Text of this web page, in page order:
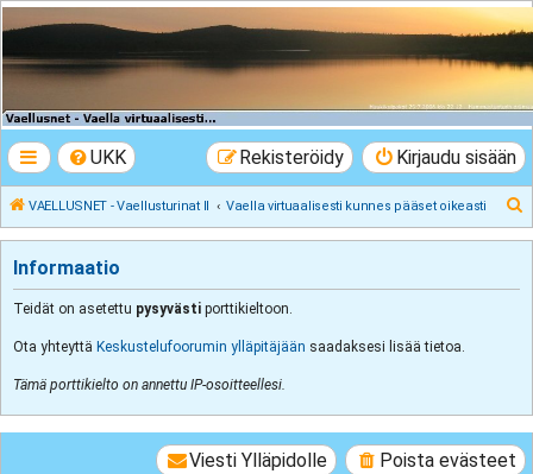
VAELLUSNET -
Vaellusturinat II
UKK Kirjaudu sisään
Rekisteröidy
VAELLUSNET - Vaellusturinat II Vaella virtuaalisesti kunnes pääset oikeasti
Informaatio
Teidät on asetettu pysyvästi porttikieltoon.
Ota yhteyttä Keskustelufoorumin ylläpitäjään saadaksesi lisää tietoa.
Tämä porttikielto on annettu IP-osoitteellesi.
Poista evästeet
Viesti Ylläpidolle